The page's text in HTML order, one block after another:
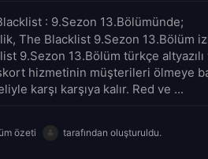
: 9.Sezon 13.Bölümünde;
The Blacklist 9.Sezon 13.Bölüm
9.Sezon 13.Bölüm türkçe
hizmetinin müşterileri ölmeye
karşı karşıya kalır. Red ve ...
özeti tarafından oluşturuldu.